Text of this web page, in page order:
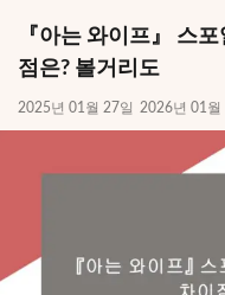
『아는 와이프』 스
점은? 볼거리도
2025년 01월 27일 2026년 01월